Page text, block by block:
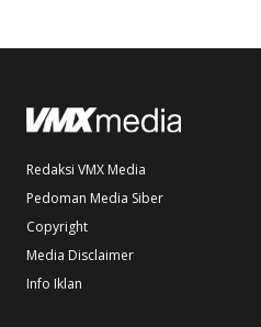
Redaksi VMX Media
Pedoman Media Siber
Copyright
Media Disclaimer
Info Iklan